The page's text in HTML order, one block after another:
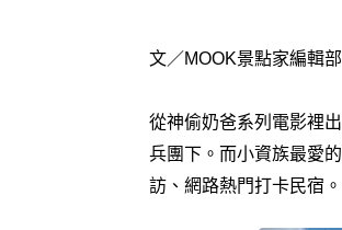
文／MOOK景點家編輯
從神偷奶爸系列電影裡
兵團下。而小資族最愛
訪、網路熱門打卡民宿。